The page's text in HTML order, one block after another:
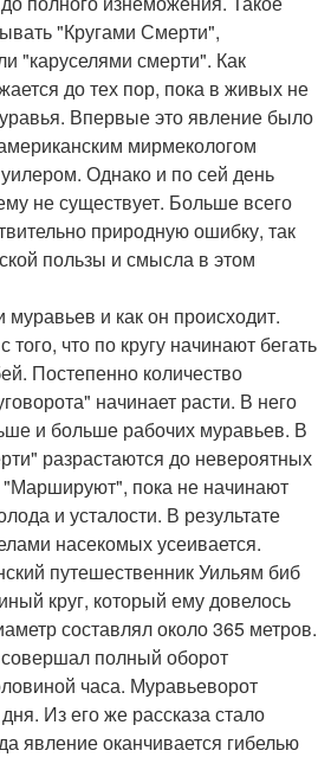
"Кругами Смерти",
"каруселями смерти". Как
до тех пор, пока в живых не
Впервые это явление было
мирмекологом
Однако и по сей день
не существует. Больше всего
природную ошибку, так
пользы и смысла в этом
муравьев и как он происходит.
что по кругу начинают бегать
Постепенно количество
начинает расти. В него
и больше рабочих муравьев. В
разрастаются до невероятных
пока не начинают
и усталости. В результате
насекомых усеивается.
путешественник Уильям биб
круг, который ему довелось
составлял около 365 метров.
полный оборот
часа. Муравьеворот
Из его же рассказа стало
явление оканчивается гибелью